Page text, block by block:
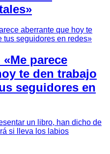
parece
te den trabajo
seguidores en